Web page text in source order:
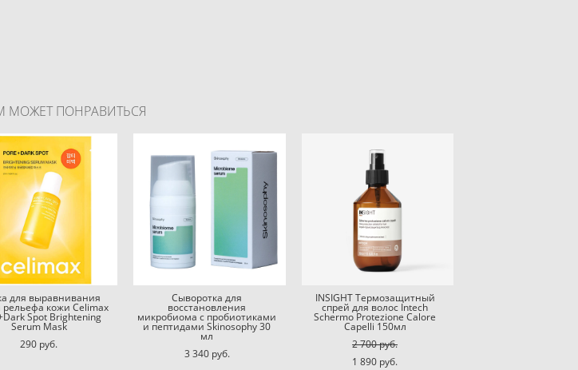
МОЖЕТ ПОНРАВИТЬСЯ
для выравнивания
рельефа кожи Celimax
Spot Brightening
Serum Mask
290 pуб.
Сыворотка для
восстановления
микробиома с пробиотиками
и пептидами Skinosophy 30
мл
3 340 pуб.
INSIGHT Термозащитный
спрей для волос Intech
Schermo Protezione Calore
Capelli 150мл
2 700 pуб.
1 890 pуб.